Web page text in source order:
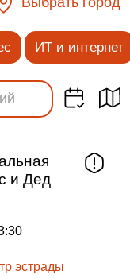
ИТ и интернет
и Дед
эстрады